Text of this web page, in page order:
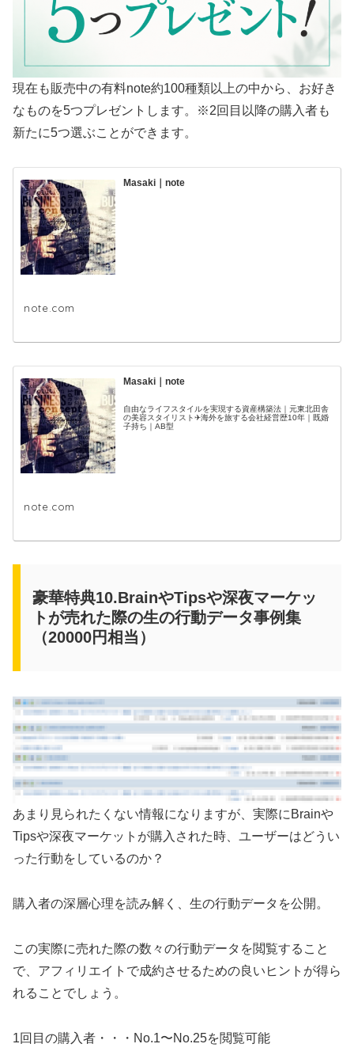
現在も販売中の有料note約100種類以上の中から、お好き
なものを5つプレゼントします。※2回目以降の購入者も
新たに5つ選ぶことができます。
Masaki｜note
note.com
Masaki｜note
自由なライフスタイルを実現する資産構築法｜元東北田舎
の美容スタイリスト✈海外を旅する会社経営歴10年｜既婚
子持ち｜AB型
note.com
豪華特典10.BrainやTipsや深夜マーケッ
トが売れた際の生の行動データ事例集
（20000円相当）
あまり見られたくない情報になりますが、実際にBrainや
Tipsや深夜マーケットが購入された時、ユーザーはどうい
った行動をしているのか？
購入者の深層心理を読み解く、生の行動データを公開。
この実際に売れた際の数々の行動データを閲覧すること
で、アフィリエイトで成約させるための良いヒントが得ら
れることでしょう。
1回目の購入者・・・No.1〜No.25を閲覧可能